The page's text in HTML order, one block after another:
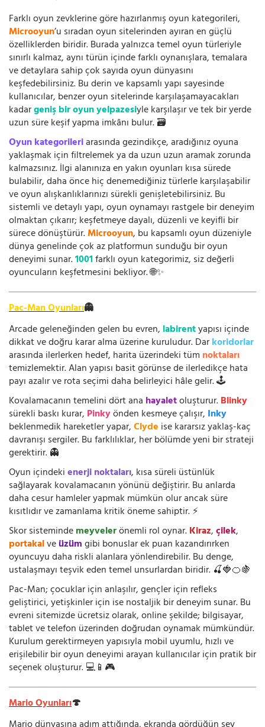
Farklı oyun zevklerine göre hazırlanmış oyun kategorileri,
Microoyun’u sıradan oyun sitelerinden ayıran en güçlü
özelliklerden biridir. Burada yalnızca temel oyun türleriyle
sınırlı kalmaz, aynı türün içinde farklı oynanışlara, temalara
ve detaylara sahip çok sayıda oyun dünyasını
keşfedebilirsiniz. Bu derin ve kapsamlı yapı sayesinde
kullanıcılar, benzer oyun sitelerinde karşılaşamayacakları
kadargeniş bir oyun yelpazesiyle karşılaşır ve tek bir yerde
uzun süre keşif yapma imkânı bulur. 🗃️
Oyun kategorileriarasında gezindikçe, aradığınız oyuna
yaklaşmak için filtrelemek ya da uzun uzun aramak zorunda
kalmazsınız. İlgi alanınıza en yakın oyunları kısa sürede
bulabilir, daha önce hiç denemediğiniz türlerle karşılaşabilir
ve oyun alışkanlıklarınızı sürekli genişletebilirsiniz. Bu
sistemli ve detaylı yapı, oyun oynamayı rastgele bir deneyim
olmaktan çıkarır; keşfetmeye dayalı, düzenli ve keyifli bir
sürece dönüştürür.Microoyun, bu kapsamlı oyun düzeniyle
dünya genelinde çok az platformun sunduğu bir oyun
deneyimi sunar.1001farklı oyun kategorimiz, siz değerli
oyuncuların keşfetmesini bekliyor. 🌐✨
Pac-Man Oyunları👻
Arcade geleneğinden gelen bu evren, labirentyapısı içinde
dikkat ve doğru karar alma üzerine kuruludur. Darkoridorlar
arasında ilerlerken hedef, harita üzerindeki tüm noktaları
temizlemektir. Alan yapısı basit görünse de ilerledikçe hata
payı azalır ve rota seçimi daha belirleyici hâle gelir. 🕹️
Kovalamacanın temelini dört ana hayaletoluşturur.Blinky
sürekli baskı kurar, Pinkyönden kesmeye çalışır, Inky
beklenmedik hareketler yapar,Clyde ise kararsız yaklaş-kaç
davranışı sergiler. Bu farklılıklar, her bölümde yeni bir strateji
gerektirir. 👻
Oyun içindekienerji noktaları, kısa süreli üstünlük
sağlayarak kovalamacanın yönünü değiştirir. Bu anlarda
daha cesur hamleler yapmak mümkün olur ancak süre
kısıtlıdır ve zamanlama kritik öneme sahiptir. ⚡
Skor sistemindemeyvelerönemli rol oynar.Kiraz,çilek,
portakalveüzümgibi bonuslar ek puan kazandırırken
oyuncuyu daha riskli alanlara yönlendirebilir. Bu denge,
ustalaşmayı teşvik eden temel unsurlardan biridir. 🍒🍓🍊🍇
Pac-Man; çocuklar için anlaşılır, gençler için refleks
geliştirici, yetişkinler için ise nostaljik bir deneyim sunar. Bu
evreni sitemizde ücretsiz olarak, online şekilde; bilgisayar,
tablet ve telefon üzerinden doğrudan oynamak mümkündür.
Kurulum gerektirmeyen yapısıyla mobil uyumlu, hızlı ve
erişilebilir bir oyun deneyimi arayan kullanıcılar için pratik bir
seçenek oluşturur. 💻📱🎮
Mario Oyunları🍄